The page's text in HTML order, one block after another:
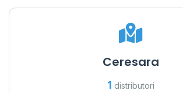
Ceresara
1 distributori